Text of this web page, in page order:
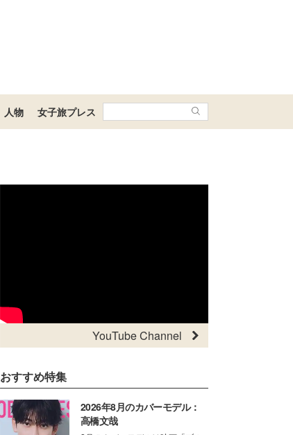
人物 女子旅プレス
YouTube Channel
おすすめ特集
2026年8月のカバーモデル：
高橋文哉